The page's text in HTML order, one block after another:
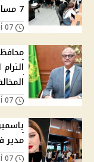
7 مساءً
مدير